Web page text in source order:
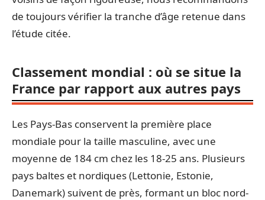
de toujours vérifier la tranche d’âge retenue dans
l’étude citée.
Classement mondial : où se situe la
France par rapport aux autres pays
Les Pays-Bas conservent la première place
mondiale pour la taille masculine, avec une
moyenne de 184 cm chez les 18-25 ans. Plusieurs
pays baltes et nordiques (Lettonie, Estonie,
Danemark) suivent de près, formant un bloc nord-